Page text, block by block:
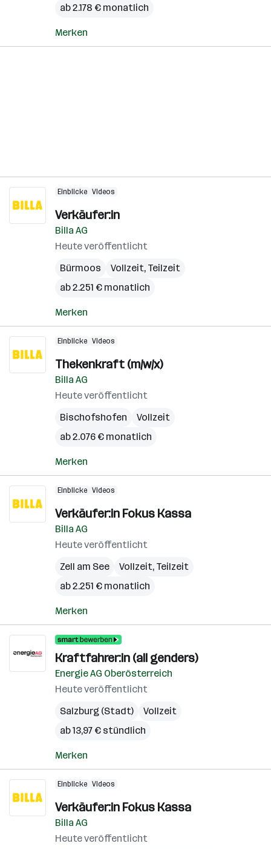
ab 2.178 € monatlich
Merken
Einblicke Videos
Verkäufer:in
Billa AG
Heute veröffentlicht
Bürmoos
Vollzeit, Teilzeit
ab 2.251 € monatlich
Merken
Einblicke Videos
Thekenkraft (m/w/x)
Billa AG
Heute veröffentlicht
Bischofshofen
Vollzeit
ab 2.076 € monatlich
Merken
Einblicke Videos
Verkäufer:in Fokus Kassa
Billa AG
Heute veröffentlicht
Zell am See
Vollzeit, Teilzeit
ab 2.251 € monatlich
Merken
Kraftfahrer:in (all genders)
Energie AG Oberösterreich
Heute veröffentlicht
Salzburg (Stadt)
Vollzeit
ab 13,97 € stündlich
Merken
Einblicke Videos
Verkäufer:in Fokus Kassa
Billa AG
Heute veröffentlicht